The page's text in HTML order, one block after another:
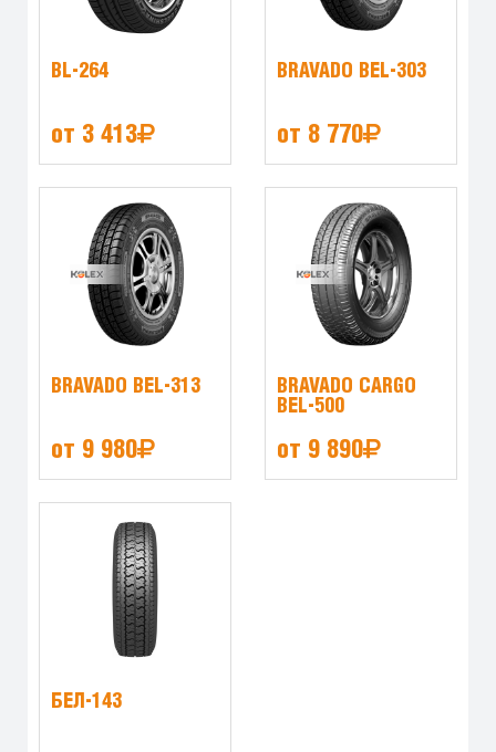
BL-264
от 3 413
BRAVADO BEL-303
от 8 770
BRAVADO BEL-313
от 9 980
BRAVADO CARGO
BEL-500
от 9 890
БЕЛ-143